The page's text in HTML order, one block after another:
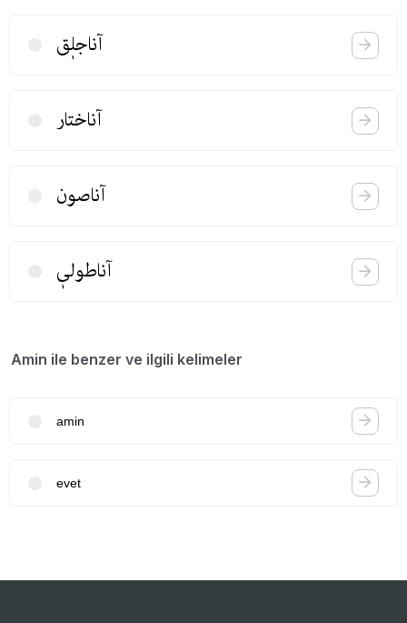
آناجلٖق
آناختار
آناصون
آناطولیٖ
Amin ile benzer ve ilgili kelimeler
amin
evet